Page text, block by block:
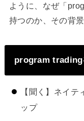
ように、なぜ「
持つのか、その背
program trading
【聞く】ネイ
ップ